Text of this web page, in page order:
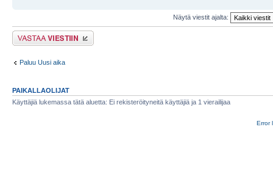
Näytä viestit ajalta:
Lähetä vastaus
Paluu Uusi aika
PAIKALLAOLIJAT
Käyttäjiä lukemassa tätä aluetta: Ei rekisteröityneitä käyttäjiä ja 1 vierailijaa
Error